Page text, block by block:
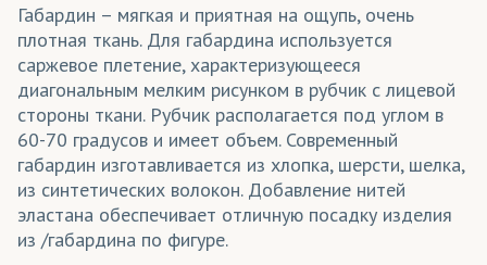
Оксфорд(ткани)
Олимп(трикотаж)
Пикачо(трикотаж)
Пике(трикотаж)
ПолиОксфорд(ткани)
Прима(трикотаж)
Габардин – мягкая и приятная на ощупь, очень
плотная ткань. Для габардина используется
саржевое плетение, характеризующееся
диагональным мелким рисунком в рубчик с лицевой
стороны ткани. Рубчик располагается под углом в
60-70 градусов и имеет объем. Современный
габардин изготавливается из хлопка, шерсти, шелка,
из синтетических волокон. Добавление нитей
эластана обеспечивает отличную посадку изделия
из /габардина по фигуре.